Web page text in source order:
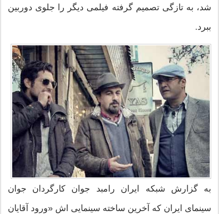
شد، به تازگی تصمیم گرفته فیلمی دیگر را جلوی دوربین
ببرد.
به گزارش شبکه ایران رامبد جوان کارگردان جوان
سینمای ایران که آخرین ساخته سینمایی اش «ورود آقایان